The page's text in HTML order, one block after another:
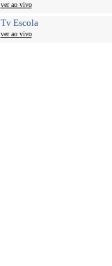
ver ao vivo
Tv Escola
ver ao vivo